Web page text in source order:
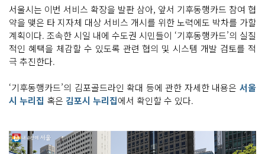
서울시는 이번 서비스 확장을 발판 삼아, 앞서 기후동행카드 참여 협
약을 맺은 타 지자체 대상 서비스 개시를 위한 노력에도 박차를 가할
계획이다. 조속한 시일 내에 수도권 시민들이 ‘기후동행카드’의 실질
적인 혜택을 체감할 수 있도록 관련 협의 및 시스템 개발 검토를 적
극 추진한다.
‘기후동행카드’의 김포골드라인 확대 등에 관한 자세한 내용은 서울
시 누리집 혹은 김포시 누리집에서 확인할 수 있다.